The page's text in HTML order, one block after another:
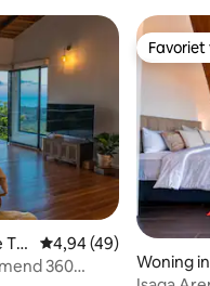
Tal
Gemiddelde
4,94 (49)
360
Woning